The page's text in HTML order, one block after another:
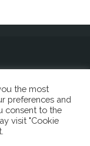
Charlotte
the most
preferences and
consent to the
visit "Cookie